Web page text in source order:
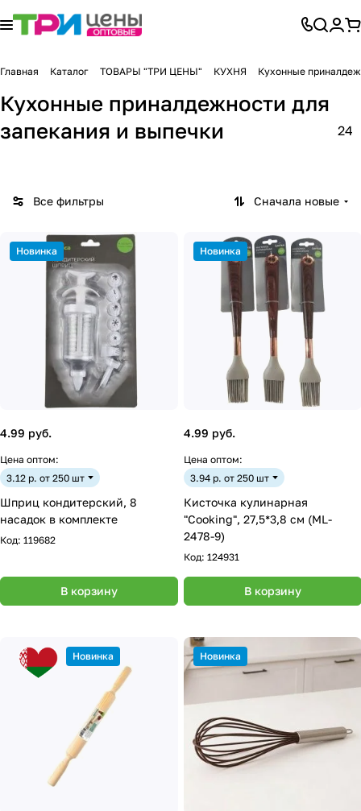
Главная Каталог ТОВАРЫ "ТРИ ЦЕНЫ" КУХНЯ Кухонные
Кухонные приналдежности для
запекания и выпечки
24
Все фильтры Сначала новые
Новинка
4.99 руб.
Цена оптом:
3.12 р. от 250 шт
Шприц кондитерский, 8
насадок в комплекте
Код: 119682
В корзину
Новинка
4.99 руб.
Цена оптом:
3.94 р. от 250 шт
Кисточка кулинарная
"Cooking", 27,5*3,8 см (ML-
2478-9)
Код: 124931
В корзину
Новинка Новинка